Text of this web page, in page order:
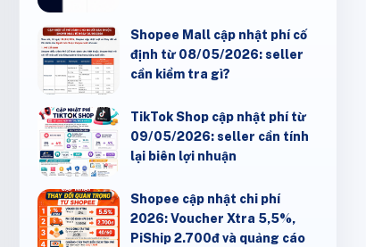
Shopee Mall cập nhật phí cố
định từ 08/05/2026: seller
cần kiểm tra gì?
TikTok Shop cập nhật phí từ
09/05/2026: seller cần tính
lại biên lợi nhuận
Shopee cập nhật chi phí
2026: Voucher Xtra 5,5%,
PiShip 2.700đ và quảng cáo